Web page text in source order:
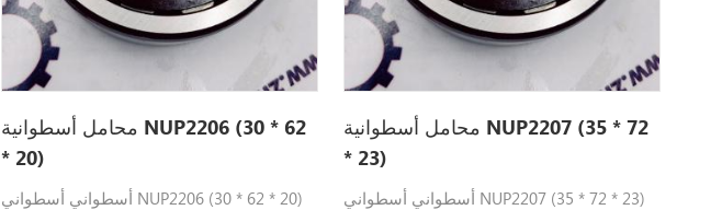
محامل أسطوانية NUP2206 (30 * 62
* 20)
أسطواني أسطواني NUP2206 (30 * 62 * 20)
محامل أسطوانية NUP2207 (35 * 72
* 23)
أسطواني أسطواني NUP2207 (35 * 72 * 23)